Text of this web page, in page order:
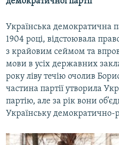
Українська демократична
1904 році, відстоювала
з крайовим сеймом та
мови в усіх державних
року ліву течію очолив
частина партії утворила
партію, але за рік вони
Українську демократично-